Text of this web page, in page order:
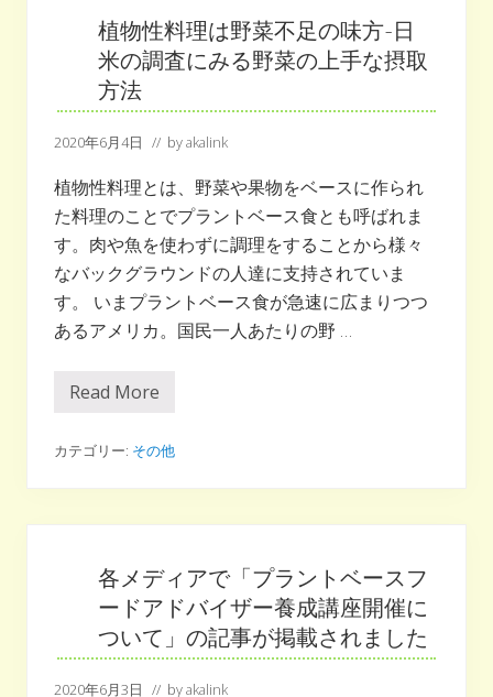
か
？
植物性料理は野菜不足の味方-日
米の調査にみる野菜の上手な摂取
方法
2020年6月4日 // byakalink
植物性料理とは、野菜や果物をベースに作られ
た料理のことでプラントベース食とも呼ばれま
す。肉や魚を使わずに調理をすることから様々
なバックグラウンドの人達に支持されていま
す。 いまプラントベース食が急速に広まりつつ
あるアメリカ。国民一人あたりの野 …
植
料
は
菜
の
味
方
-
日
米
の
Read More
カテゴリー: その他
各メディアで「プラントベースフ
ードアドバイザー養成講座開催に
ついて」の記事が掲載されました
2020年6月3日 // byakalink